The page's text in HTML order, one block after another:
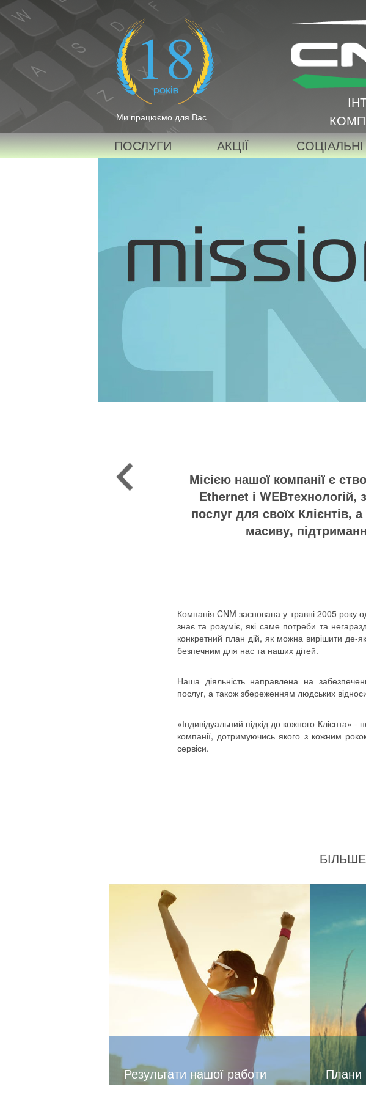
Ми працюємо для Вас
ПОСЛУГИ АКЦІЇ СОЦІАЛЬНІ
Місією нашої компанії є
Ethernet і WEBтехнологій,
послуг для своїх Клієнтів,
масиву,
Компанія CNM заснована у травні 2005
знає та розуміє, які саме потреби та
конкретний план дій, як можна вирішити
безпечним для нас та наших дітей.
Наша діяльність направлена на
послуг, а також збереженням людських
«Індивідуальний підхід до кожного Клієнта»
компанії, дотримуючись якого з кожним
сервіси.
Результати нашої работи Плани